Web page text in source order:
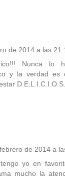
de 2014 a las
Nunca lo
y la verdad es
de 2014 a
yo en
mucho la